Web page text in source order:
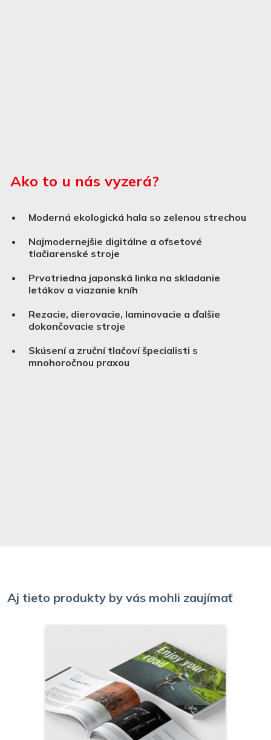
Ako to u nás vyzerá?
Moderná ekologická hala so zelenou strechou
Najmodernejšie digitálne a ofsetové
tlačiarenské stroje
Prvotriedna japonská linka na skladanie
letákov a viazanie kníh
Rezacie, dierovacie, laminovacie a ďalšie
dokončovacie stroje
Skúsení a zruční tlačoví špecialisti s
mnohoročnou praxou
Aj tieto produkty by vás mohli zaujímať